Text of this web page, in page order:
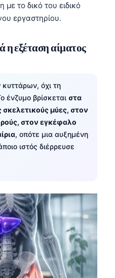
το δικό του ειδικό
εργαστηρίου.
η εξέταση αίματος
όχι τη
ένζυμο βρίσκεται στα
μύες, στον
στον εγκέφαλο
, οπότε μια αυξημένη
ιστός διέρρευσε